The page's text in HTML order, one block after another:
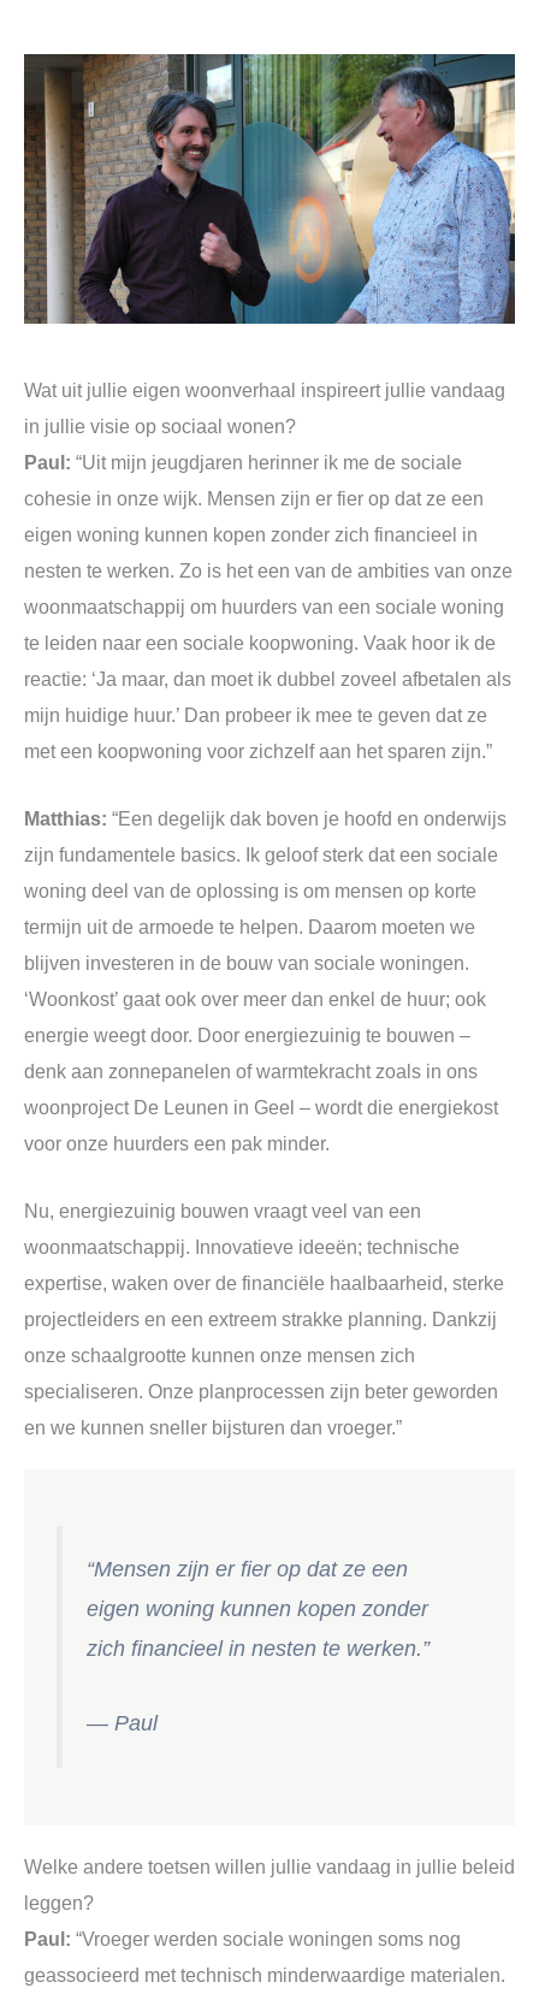
Wat uit jullie eigen woonverhaal inspireert jullie vandaag
in jullie visie op sociaal wonen?
Paul: “Uit mijn jeugdjaren herinner ik me de sociale
cohesie in onze wijk. Mensen zijn er fier op dat ze een
eigen woning kunnen kopen zonder zich financieel in
nesten te werken. Zo is het een van de ambities van onze
woonmaatschappij om huurders van een sociale woning
te leiden naar een sociale koopwoning. Vaak hoor ik de
reactie: ‘Ja maar, dan moet ik dubbel zoveel afbetalen als
mijn huidige huur.’ Dan probeer ik mee te geven dat ze
met een koopwoning voor zichzelf aan het sparen zijn.”
Matthias: “Een degelijk dak boven je hoofd en onderwijs
zijn fundamentele basics. Ik geloof sterk dat een sociale
woning deel van de oplossing is om mensen op korte
termijn uit de armoede te helpen. Daarom moeten we
blijven investeren in de bouw van sociale woningen.
‘Woonkost’ gaat ook over meer dan enkel de huur; ook
energie weegt door. Door energiezuinig te bouwen –
denk aan zonnepanelen of warmtekracht zoals in ons
woonproject De Leunen in Geel – wordt die energiekost
voor onze huurders een pak minder.
Nu, energiezuinig bouwen vraagt veel van een
woonmaatschappij. Innovatieve ideeën; technische
expertise, waken over de financiële haalbaarheid, sterke
projectleiders en een extreem strakke planning. Dankzij
onze schaalgrootte kunnen onze mensen zich
specialiseren. Onze planprocessen zijn beter geworden
en we kunnen sneller bijsturen dan vroeger.”
“Mensen zijn er fier op dat ze een
eigen woning kunnen kopen zonder
zich financieel in nesten te werken.”
— Paul
Welke andere toetsen willen jullie vandaag in jullie beleid
leggen?
Paul: “Vroeger werden sociale woningen soms nog
geassocieerd met technisch minderwaardige materialen.